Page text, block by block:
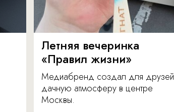
Летняя вечеринка
«Правил жизни»
Медиабренд создал для друзей
дачную атмосферу в центре
Москвы.